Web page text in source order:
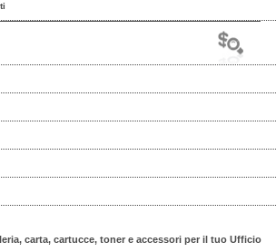
carta, cartucce, toner e accessori per il tuo Ufficio